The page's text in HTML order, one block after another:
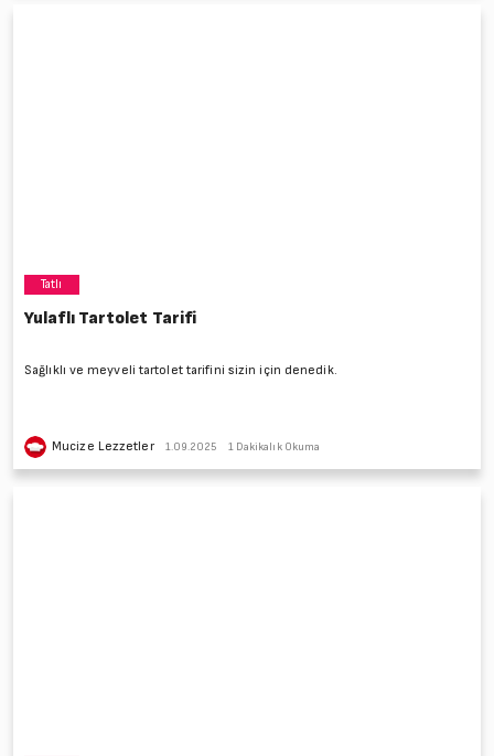
Tatlı
Yulaflı Tartolet Tarifi
Sağlıklı ve meyveli tartolet tarifini sizin için denedik.
Mucize Lezzetler 1.09.2025 1 Dakikalık Okuma